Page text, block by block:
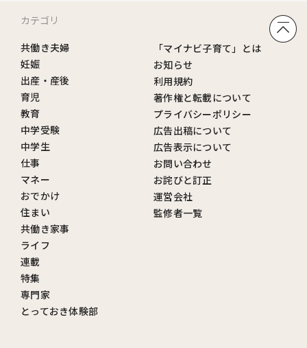
カテゴリ
共働き夫婦
妊娠
出産・産後
育児
教育
中学受験
中学生
仕事
マネー
おでかけ
住まい
共働き家事
ライフ
連載
特集
専門家
とっておき体験部
「マイナビ子育て」とは
お知らせ
利用規約
著作権と転載について
プライバシーポリシー
広告出稿について
広告表示について
お問い合わせ
お詫びと訂正
運営会社
監修者一覧